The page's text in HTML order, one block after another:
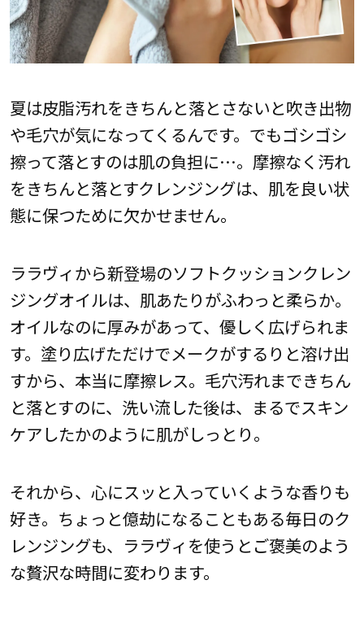
夏は皮脂汚れをきちんと落とさないと吹き出物
や毛穴が気になってくるんです。でもゴシゴシ
擦って落とすのは肌の負担に…。摩擦なく汚れ
をきちんと落とすクレンジングは、肌を良い状
態に保つために欠かせません。
ララヴィから新登場のソフトクッションクレン
ジングオイルは、肌あたりがふわっと柔らか。
オイルなのに厚みがあって、優しく広げられま
す。塗り広げただけでメークがするりと溶け出
すから、本当に摩擦レス。毛穴汚れまできちん
と落とすのに、洗い流した後は、まるでスキン
ケアしたかのように肌がしっとり。
それから、心にスッと入っていくような香りも
好き。ちょっと億劫になることもある毎日のク
レンジングも、ララヴィを使うとご褒美のよう
な贅沢な時間に変わります。